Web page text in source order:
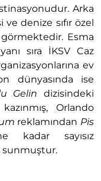
Arka
denize sıfır özel
Esma
sıra İKSV Caz
ev
dünyasında ise
Gelin dizisindeki
Orlando
reklamından Pis
sayısız
sunmuştur.